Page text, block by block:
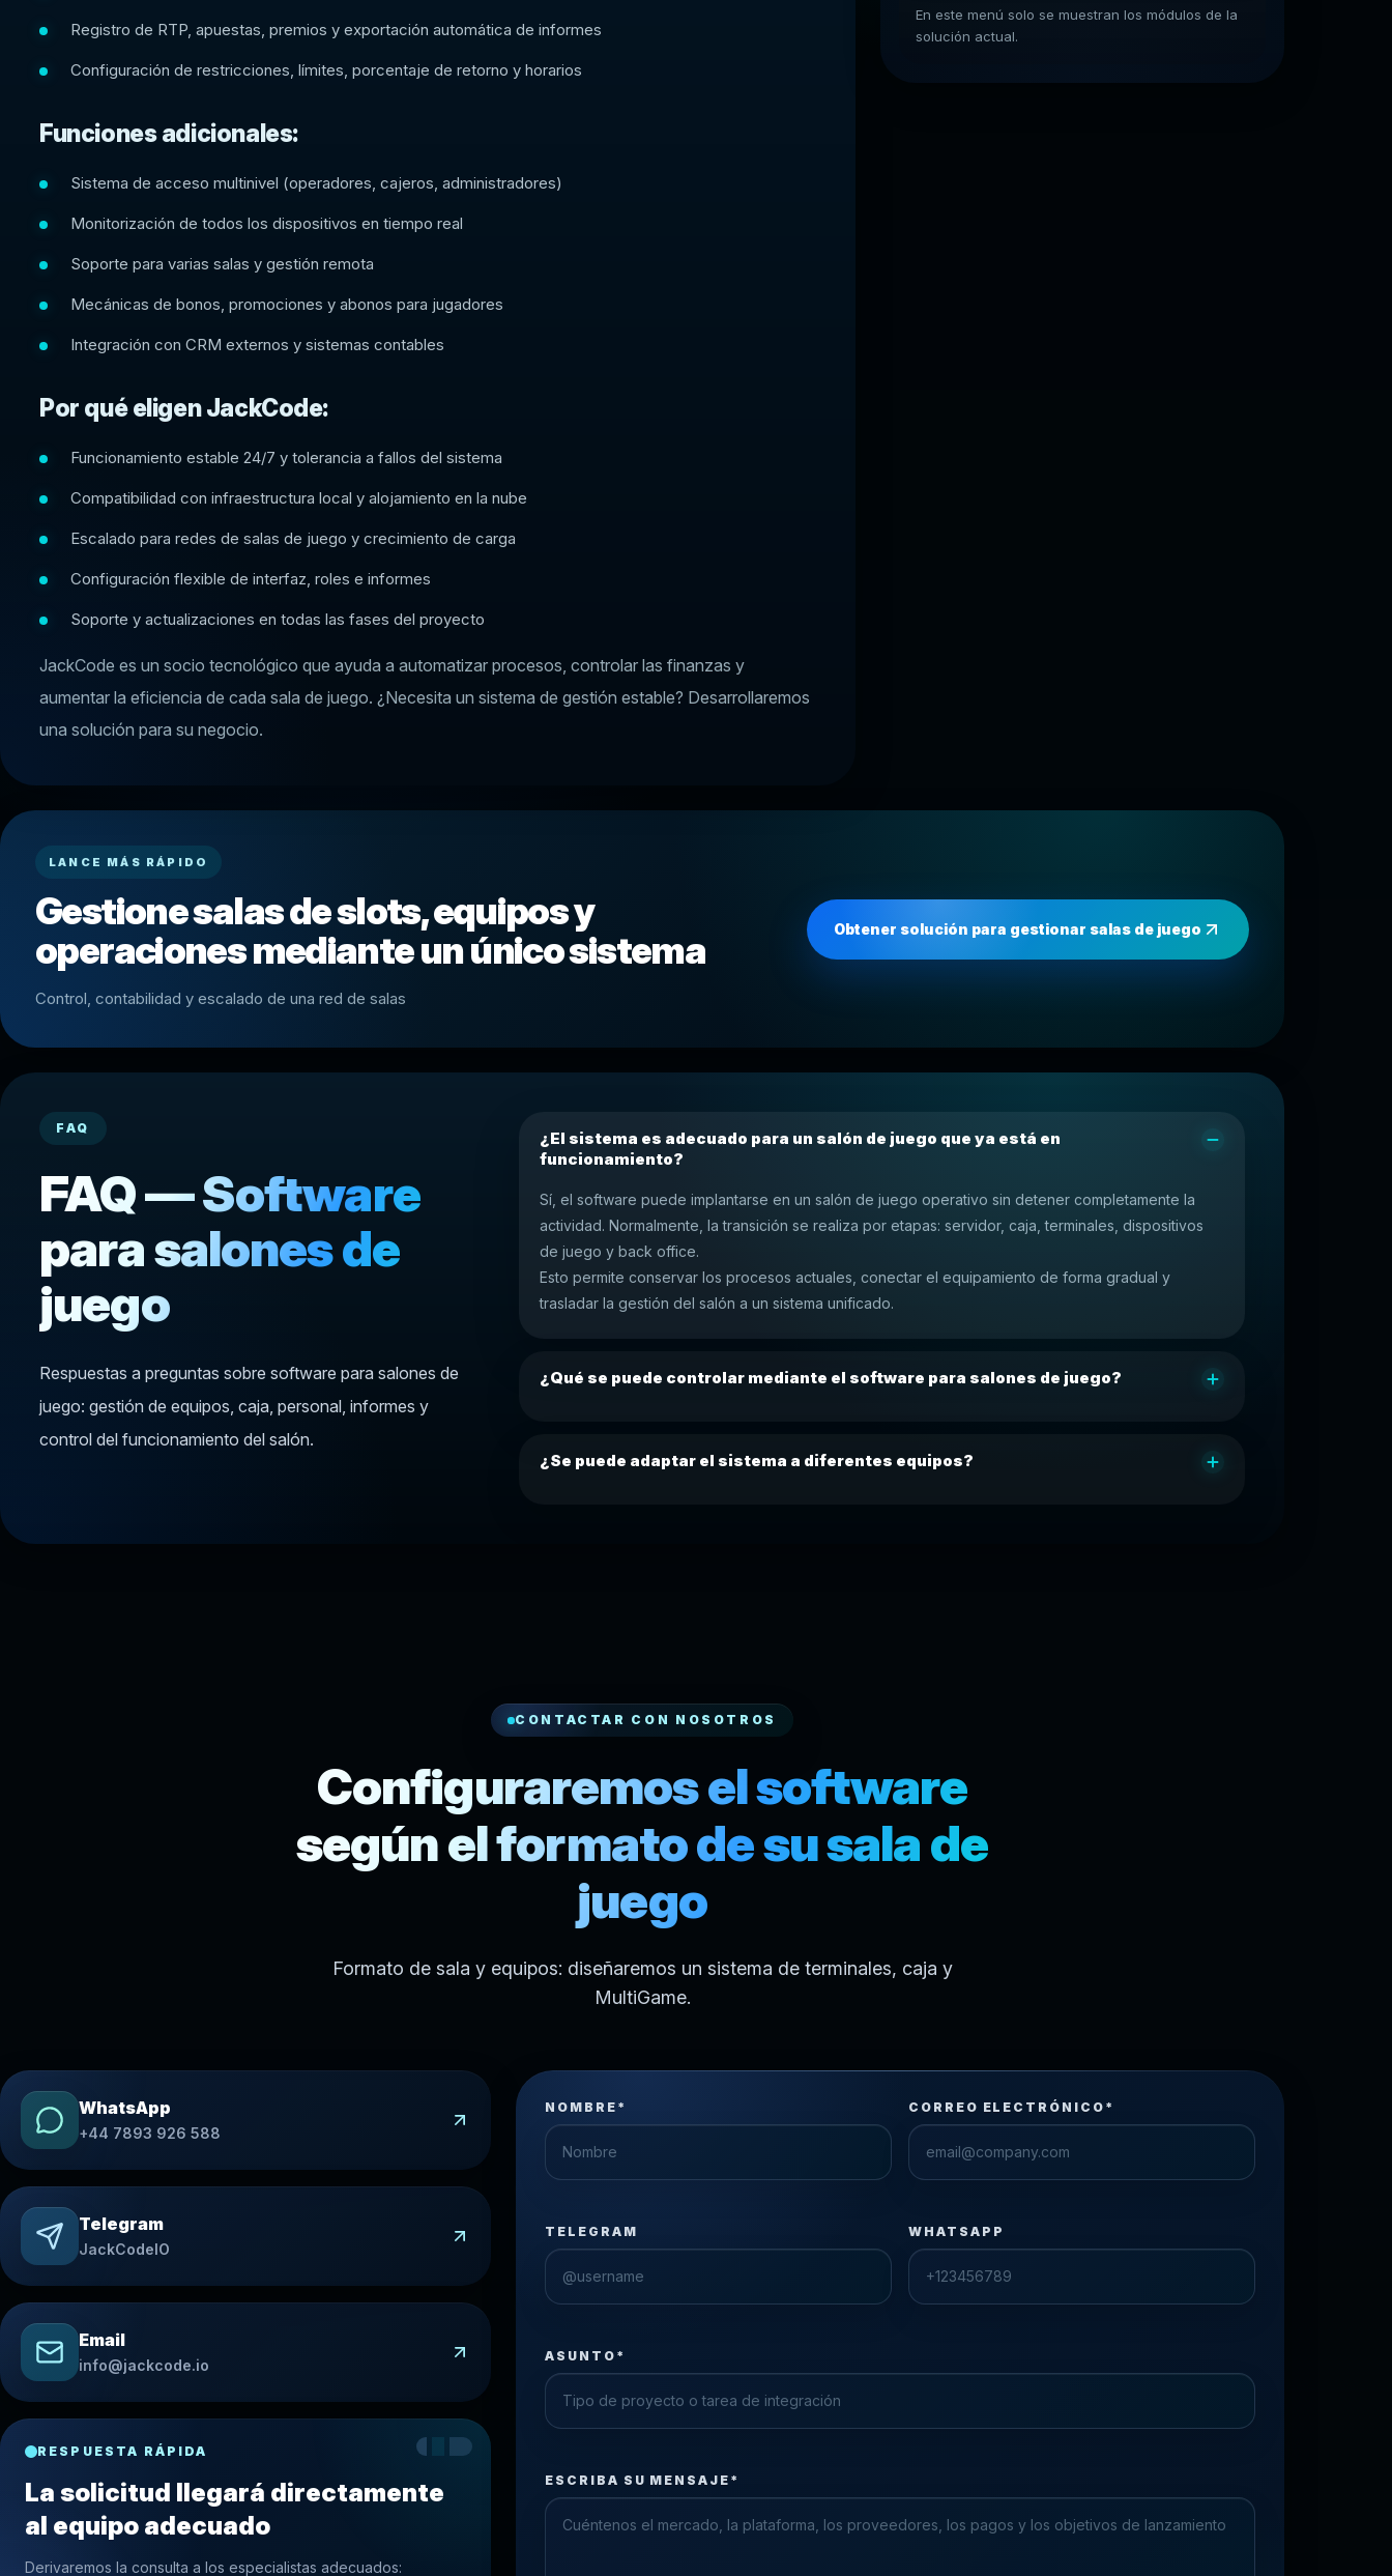
Registro de RTP, apuestas, premios y exportación automática de informes
Configuración de restricciones, límites, porcentaje de retorno y horarios
Funciones adicionales:
Sistema de acceso multinivel (operadores, cajeros, administradores)
Monitorización de todos los dispositivos en tiempo real
Soporte para varias salas y gestión remota
Mecánicas de bonos, promociones y abonos para jugadores
Integración con CRM externos y sistemas contables
Por qué eligen JackCode:
Funcionamiento estable 24/7 y tolerancia a fallos del sistema
Compatibilidad con infraestructura local y alojamiento en la nube
Escalado para redes de salas de juego y crecimiento de carga
Configuración flexible de interfaz, roles e informes
Soporte y actualizaciones en todas las fases del proyecto
JackCode es un socio tecnológico que ayuda a automatizar procesos, controlar las finanzas y
aumentar la eficiencia de cada sala de juego. ¿Necesita un sistema de gestión estable? Desarrollaremos
una solución para su negocio.
En este menú solo se muestran los módulos de la
solución actual.
LANCE MÁS RÁPIDO
Gestione salas de slots, equipos y
operaciones mediante un único sistema
Control, contabilidad y escalado de una red de salas
Obtener solución para gestionar salas de juego
FAQ
FAQ — Software
para salones de
juego
Respuestas a preguntas sobre software para salones de
juego: gestión de equipos, caja, personal, informes y
control del funcionamiento del salón.
¿El sistema es adecuado para un salón de juego que ya está en
funcionamiento?
Sí, el software puede implantarse en un salón de juego operativo sin detener completamente la
actividad. Normalmente, la transición se realiza por etapas: servidor, caja, terminales, dispositivos
de juego y back office.
Esto permite conservar los procesos actuales, conectar el equipamiento de forma gradual y
trasladar la gestión del salón a un sistema unificado.
¿Qué se puede controlar mediante el software para salones de juego?
¿Se puede adaptar el sistema a diferentes equipos?
CONTACTAR CON NOSOTROS
Configuraremos el software
según el formato de su sala de
juego
Formato de sala y equipos: diseñaremos un sistema de terminales, caja y
MultiGame.
WhatsApp
+44 7893 926 588
Telegram
JackCodeIO
Email
info@jackcode.io
RESPUESTA RÁPIDA
La solicitud llegará directamente
al equipo adecuado
Derivaremos la consulta a los especialistas adecuados:
NOMBRE* CORREO ELECTRÓNICO*
TELEGRAM WHATSAPP
ASUNTO*
Please fix the highlighted fields.
ESCRIBA SU MENSAJE*